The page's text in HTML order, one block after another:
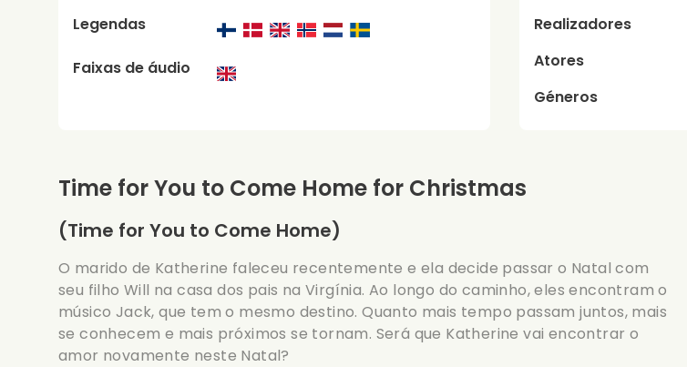
Legendas
Faixas de áudio
Realizadores
Atores
Géneros
Time for You to Come Home for Christmas
(Time for You to Come Home)
O marido de Katherine faleceu recentemente e ela decide passar o Natal com
seu filho Will na casa dos pais na Virgínia. Ao longo do caminho, eles encontram o
músico Jack, que tem o mesmo destino. Quanto mais tempo passam juntos, mais
se conhecem e mais próximos se tornam. Será que Katherine vai encontrar o
amor novamente neste Natal?